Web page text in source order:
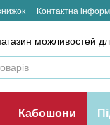
Контактна
можливостей
Кабошони